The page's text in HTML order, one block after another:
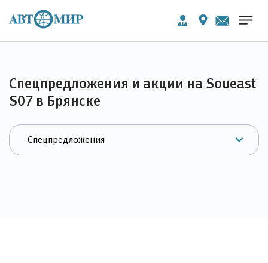
Спецпредложения и акции на Soueast
S07 в Брянске